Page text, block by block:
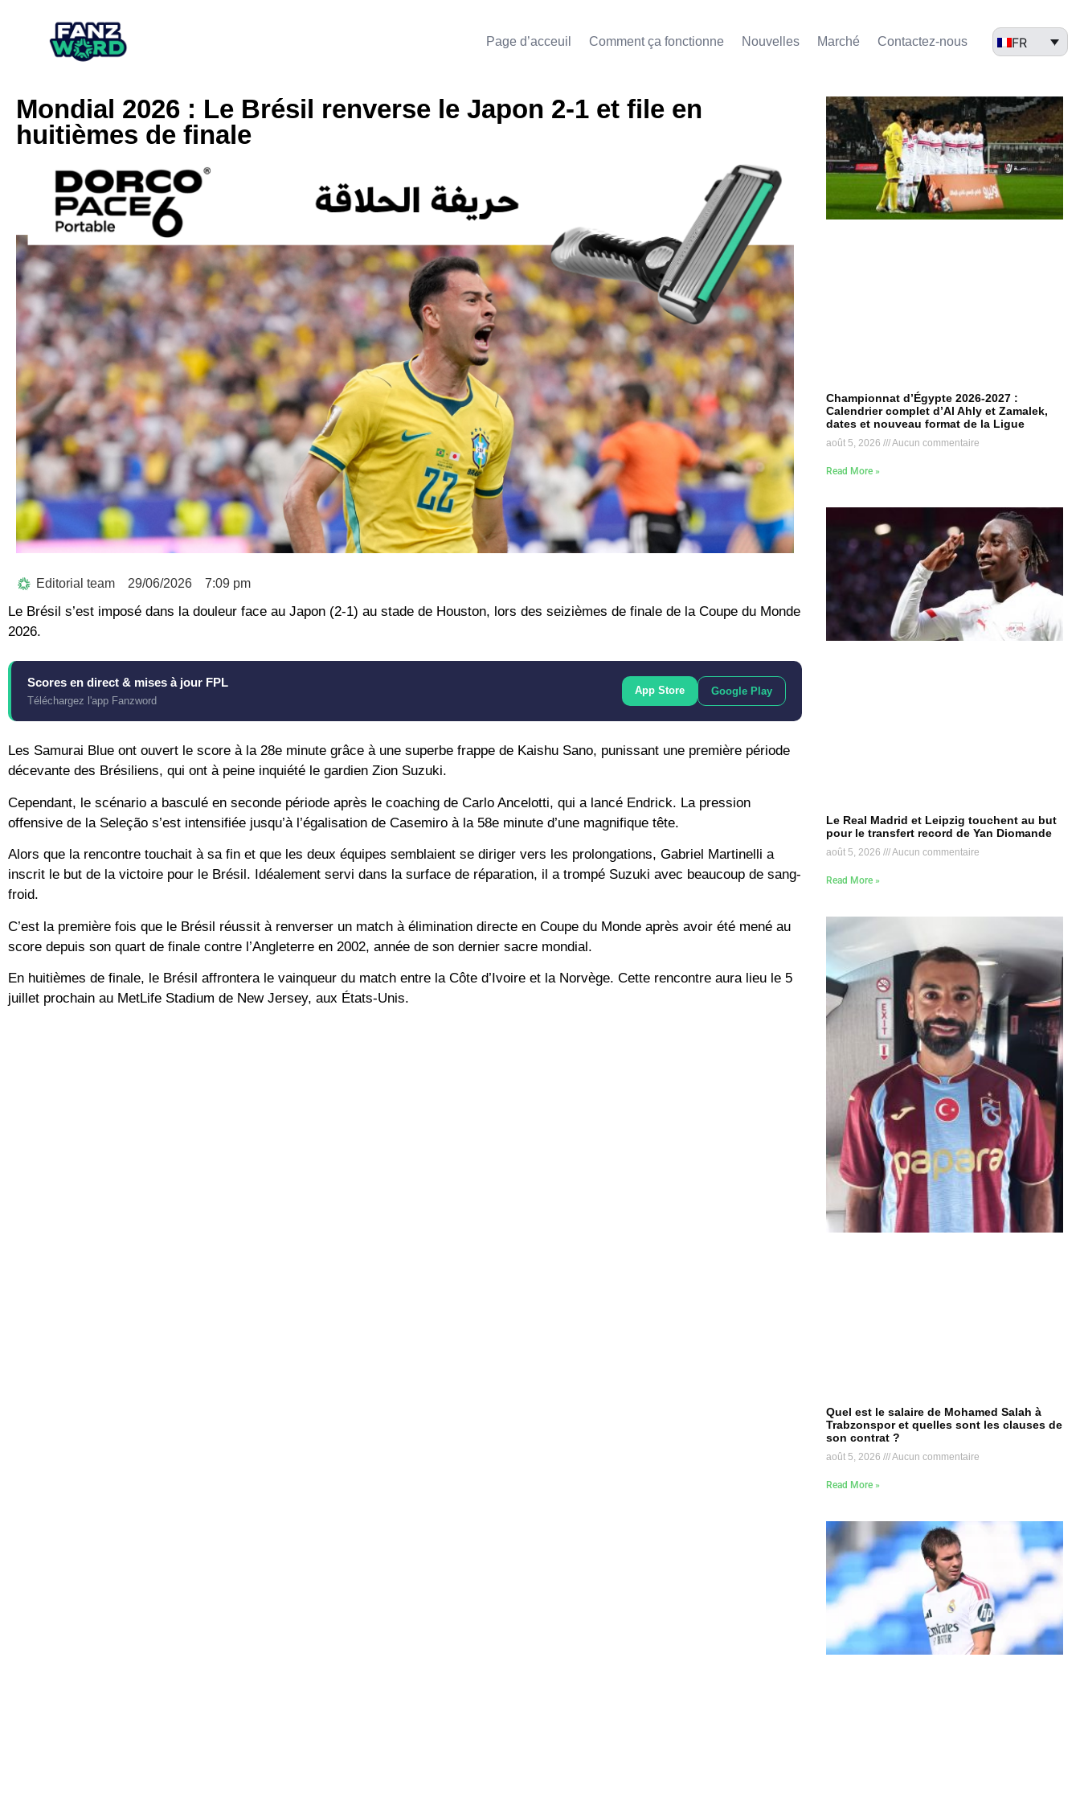
Page d’acceuil Comment ça fonctionne Nouvelles Marché​ Contactez-nous FR
Mondial 2026 : Le Brésil renverse le Japon 2-1 et file en
huitièmes de finale
Editorial team 29/06/2026 7:09 pm
Le Brésil s’est imposé dans la douleur face au Japon (2-1) au stade de Houston, lors des seizièmes de finale de la Coupe du Monde
2026.
Scores en direct & mises à jour FPL
Téléchargez l'app Fanzword
App Store Google Play
Les Samurai Blue ont ouvert le score à la 28e minute grâce à une superbe frappe de Kaishu Sano, punissant une première période
décevante des Brésiliens, qui ont à peine inquiété le gardien Zion Suzuki.
Cependant, le scénario a basculé en seconde période après le coaching de Carlo Ancelotti, qui a lancé Endrick. La pression
offensive de la Seleção s’est intensifiée jusqu’à l’égalisation de Casemiro à la 58e minute d’une magnifique tête.
Alors que la rencontre touchait à sa fin et que les deux équipes semblaient se diriger vers les prolongations, Gabriel Martinelli a
inscrit le but de la victoire pour le Brésil. Idéalement servi dans la surface de réparation, il a trompé Suzuki avec beaucoup de sang-
froid.
C’est la première fois que le Brésil réussit à renverser un match à élimination directe en Coupe du Monde après avoir été mené au
score depuis son quart de finale contre l’Angleterre en 2002, année de son dernier sacre mondial.
En huitièmes de finale, le Brésil affrontera le vainqueur du match entre la Côte d’Ivoire et la Norvège. Cette rencontre aura lieu le 5
juillet prochain au MetLife Stadium de New Jersey, aux États-Unis.
Championnat d’Égypte 2026-2027 :
Calendrier complet d’Al Ahly et Zamalek,
dates et nouveau format de la Ligue
août 5, 2026 Aucun commentaire
Read More »
Le Real Madrid et Leipzig touchent au but
pour le transfert record de Yan Diomande
août 5, 2026 Aucun commentaire
Read More »
Quel est le salaire de Mohamed Salah à
Trabzonspor et quelles sont les clauses de
son contrat ?
août 5, 2026 Aucun commentaire
Read More »